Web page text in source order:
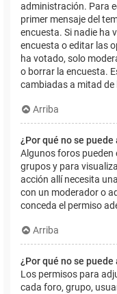
administración. Para
primer mensaje del
encuesta. Si nadie ha
encuesta o editar las
ha votado, solo
o borrar la encuesta.
cambiadas a mitad de
Arriba
¿Por qué no se
Algunos foros
grupos y para
acción allí necesita
con un moderador o
conceda el permiso
Arriba
¿Por qué no se
Los permisos para
cada foro, grupo,